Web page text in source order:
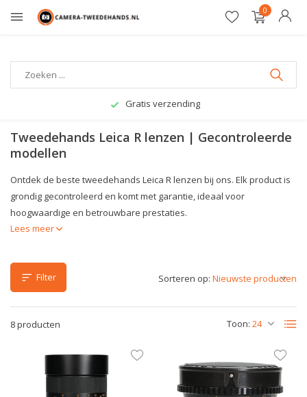
0
Gratis verzending
Tweedehands Leica R lenzen | Gecontroleerde
modellen
Ontdek de beste tweedehands Leica R lenzen bij ons. Elk product is
grondig gecontroleerd en komt met garantie, ideaal voor
hoogwaardige en betrouwbare prestaties.
Lees meer
Filter
8 producten Toon:
Sorteren op: